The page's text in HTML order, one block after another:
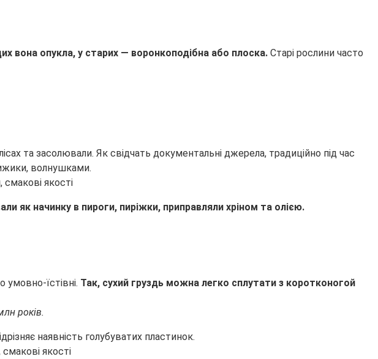
вона опукла, у старих — воронкоподібна або плоска. Старі рослини часто
та засолювали. Як свідчать документальні джерела, традиційно під час
волнушками.
як начинку в пироги, пиріжки, приправляли хріном та олією.
умовно-їстівні. Так, сухий груздь можна легко сплутати з коротконогой
років.
наявність голубуватих пластинок.